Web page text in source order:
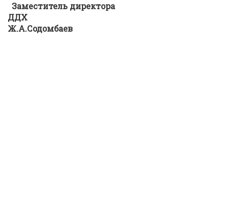
Заместитель директора
ДДХ
Ж.А.Содомбаев